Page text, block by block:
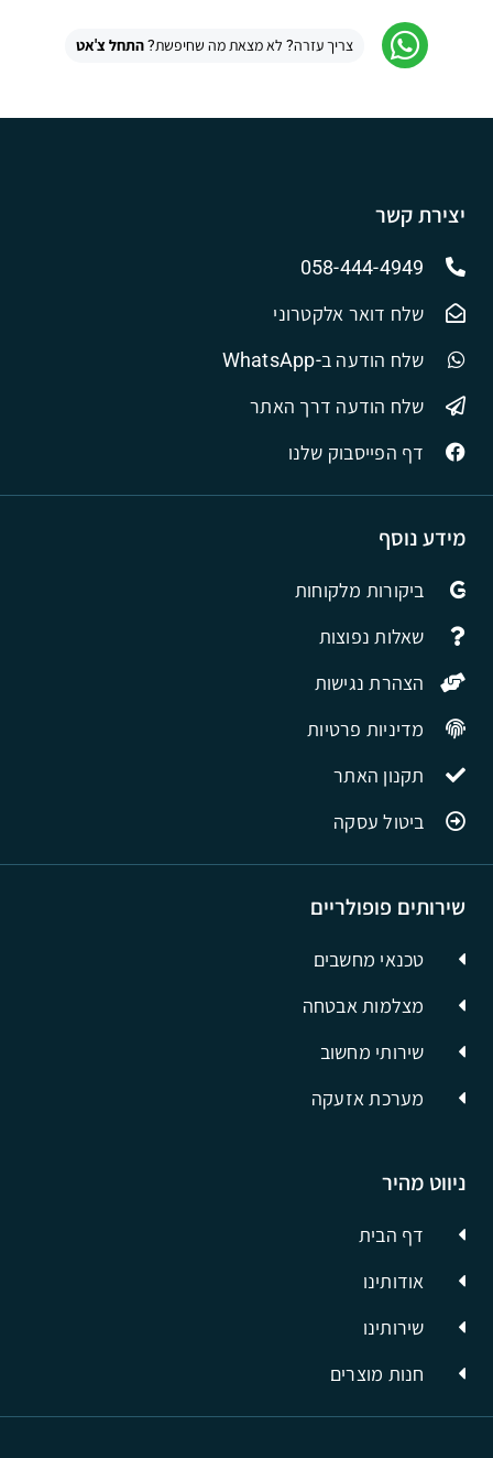
צריך עזרה? לא מצאת מה שחיפשת?התחל צ'אט
ניווט מהיר
דף הבית
אודותינו
שירותינו
חנות מוצרים
שירותים פופולריים
טכנאי מחשבים
מצלמות אבטחה
שירותי מחשוב
מערכת אזעקה
מידע נוסף
ביקורות מלקוחות
שאלות נפוצות
הצהרת נגישות
מדיניות פרטיות
תקנון האתר
ביטול עסקה
יצירת קשר
058-444-4949
שלח דואר אלקטרוני
שלח הודעה ב-WhatsApp
שלח הודעה דרך האתר
דף הפייסבוק שלנו